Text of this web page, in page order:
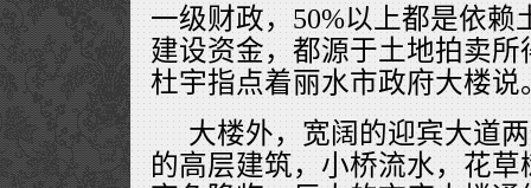
一级财政，50%以上都是依赖
建设资金，都源于土地拍卖所
杜宇指点着丽水市政府大楼说
大楼外，宽阔的迎宾大道
的高层建筑，小桥流水，花